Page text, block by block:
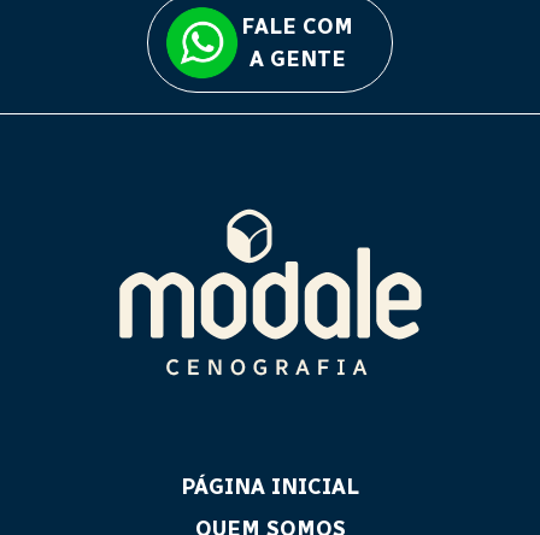
FALE COM
A GENTE
PÁGINA INICIAL
QUEM SOMOS